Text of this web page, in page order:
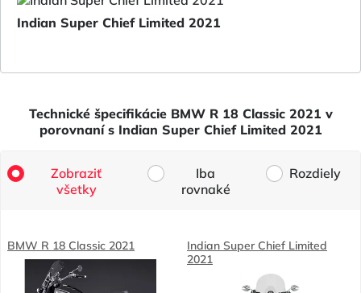
Indian Super Chief Limited 2021
Technické špecifikácie BMW R 18 Classic 2021 v
porovnaní s Indian Super Chief Limited 2021
Zobraziť
všetky
Iba
rovnaké
Rozdiely
BMW R 18 Classic 2021
Indian Super Chief Limited
2021